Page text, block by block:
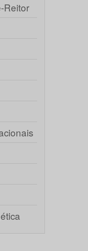
Reitor